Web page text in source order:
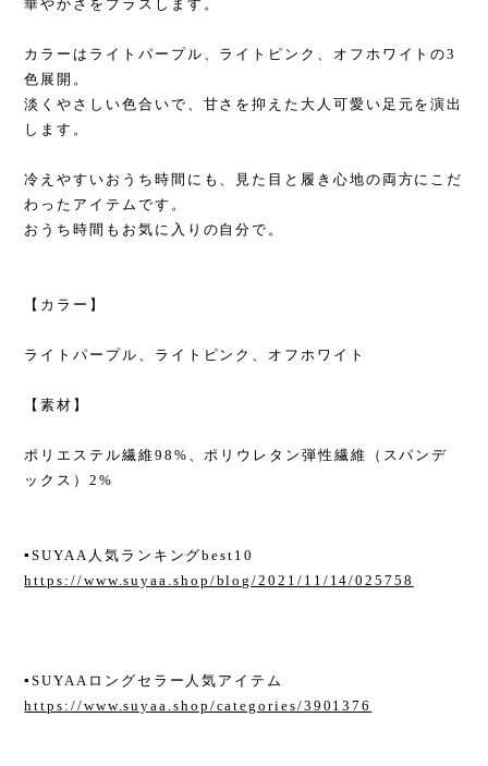
華やかさをプラスします。
カラーはライトパープル、ライトピンク、オフホワイトの3
色展開。
淡くやさしい色合いで、甘さを抑えた大人可愛い足元を演出
します。
冷えやすいおうち時間にも、見た目と履き心地の両方にこだ
わったアイテムです。
おうち時間もお気に入りの自分で。
【カラー】
ライトパープル、ライトピンク、オフホワイト
【素材】
ポリエステル繊維98%、ポリウレタン弾性繊維（スパンデ
ックス）2%
▪︎SUYAA人気ランキングbest10
https://www.suyaa.shop/blog/2021/11/14/025758
▪︎SUYAAロングセラー人気アイテム
https://www.suyaa.shop/categories/3901376